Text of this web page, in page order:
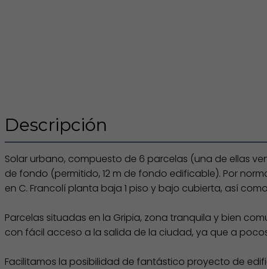
Descripción
Solar urbano, compuesto de 6 parcelas (una de ellas
de fondo (permitido, 12 m de fondo edificable). Por
en C. Francolí planta baja 1 piso y bajo cubierta, así
Parcelas situadas en la Gripia, zona tranquila y bien
con fácil acceso a la salida de la ciudad, ya que a
Facilitamos la posibilidad de fantástico proyecto de